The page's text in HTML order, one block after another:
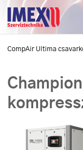
CompAir Ultima
Champion